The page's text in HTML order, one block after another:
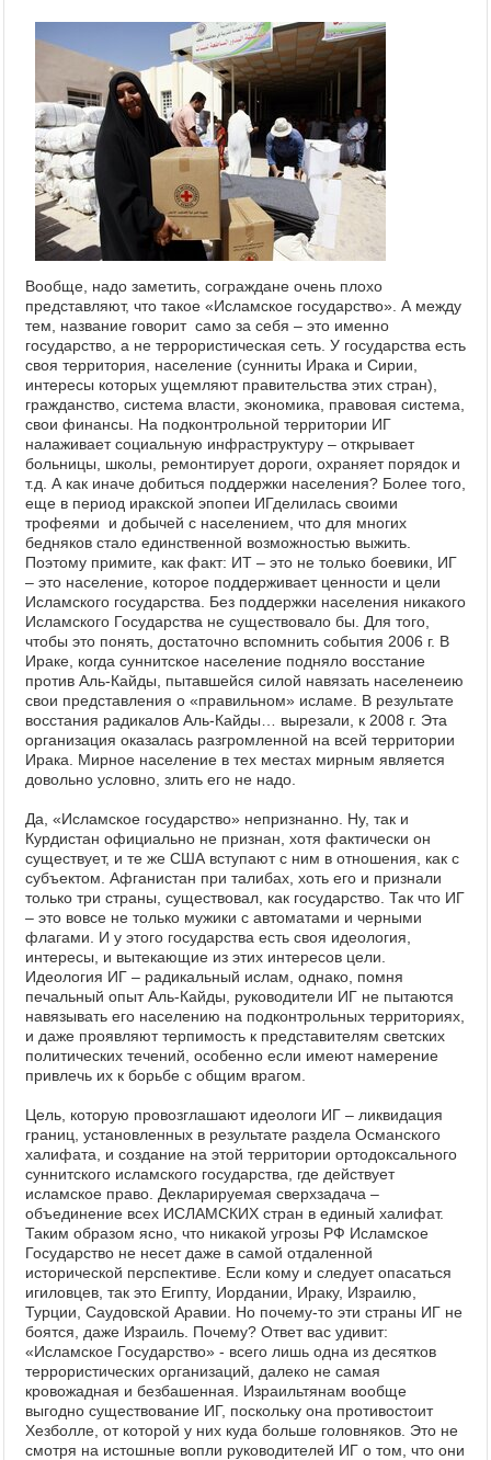
Вообще, надо заметить, сограждане очень плохо
представляют, что такое «Исламское государство». А между
тем, название говорит само за себя – это именно
государство, а не террористическая сеть. У государства есть
своя территория, население (сунниты Ирака и Сирии,
интересы которых ущемляют правительства этих стран),
гражданство, система власти, экономика, правовая система,
свои финансы. На подконтрольной территории ИГ
налаживает социальную инфраструктуру – открывает
больницы, школы, ремонтирует дороги, охраняет порядок и
т.д. А как иначе добиться поддержки населения? Более того,
еще в период иракской эпопеи ИГделилась своими
трофеями и добычей с населением, что для многих
бедняков стало единственной возможностью выжить.
Поэтому примите, как факт: ИТ – это не только боевики, ИГ
– это население, которое поддерживает ценности и цели
Исламского государства. Без поддержки населения никакого
Исламского Государства не существовало бы. Для того,
чтобы это понять, достаточно вспомнить события 2006 г. В
Ираке, когда суннитское население подняло восстание
против Аль-Кайды, пытавшейся силой навязать населенеию
свои представления о «правильном» исламе. В результате
восстания радикалов Аль-Кайды… вырезали, к 2008 г. Эта
организация оказалась разгромленной на всей территории
Ирака. Мирное население в тех местах мирным является
довольно условно, злить его не надо.
Да, «Исламское государство» непризнанно. Ну, так и
Курдистан официально не признан, хотя фактически он
существует, и те же США вступают с ним в отношения, как с
субъектом. Афганистан при талибах, хоть его и признали
только три страны, существовал, как государство. Так что ИГ
– это вовсе не только мужики с автоматами и черными
флагами. И у этого государства есть своя идеология,
интересы, и вытекающие из этих интересов цели.
Идеология ИГ – радикальный ислам, однако, помня
печальный опыт Аль-Кайды, руководители ИГ не пытаются
навязывать его населению на подконтрольных территориях,
и даже проявляют терпимость к представителям светских
политических течений, особенно если имеют намерение
привлечь их к борьбе с общим врагом.
Цель, которую провозглашают идеологи ИГ – ликвидация
границ, установленных в результате раздела Османского
халифата, и создание на этой территории ортодоксального
суннитского исламского государства, где действует
исламское право. Декларируемая сверхзадача –
объединение всех ИСЛАМСКИХ стран в единый халифат.
Таким образом ясно, что никакой угрозы РФ Исламское
Государство не несет даже в самой отдаленной
исторической перспективе. Если кому и следует опасаться
игиловцев, так это Египту, Иордании, Ираку, Израилю,
Турции, Саудовской Аравии. Но почему-то эти страны ИГ не
боятся, даже Израиль. Почему? Ответ вас удивит:
«Исламское Государство» - всего лишь одна из десятков
террористических организаций, далеко не самая
кровожадная и безбашенная. Израильтянам вообще
выгодно существование ИГ, поскольку она противостоит
Хезболле, от которой у них куда больше головняков. Это не
смотря на истошные вопли руководителей ИГ о том, что они